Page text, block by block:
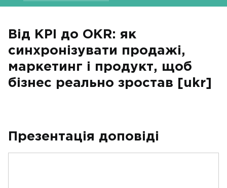
Від KPI до OKR: як
синхронізувати продажі,
маркетинг і продукт, щоб
бізнес реально зростав [ukr]
Презентація доповіді